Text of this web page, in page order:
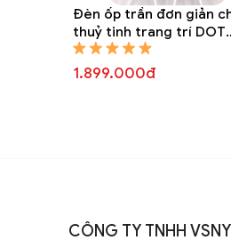
Đèn ốp trần đơn giản
thuỷ tinh trang trí DOT
8104A
1.899.000đ
CÔNG TY TNHH